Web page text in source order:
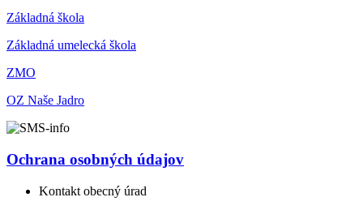
Základná škola
Základná umelecká škola
ZMO
OZ Naše Jadro
Ochrana osobných údajov
Kontakt obecný úrad